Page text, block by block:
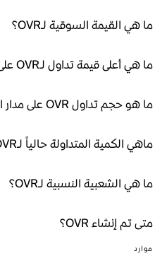
ما هي القيمة السوقية لـOVR؟
ما هي أعلى قيمة تداول لـOVR على الإطلاق؟
ما هو حجم تداول OVR على مدار الـ24 ساعة الماضية؟
ماهي الكمية المتداولة حالياً لـOVR؟
ما هي الشعبية النسبية لـOVR؟
متى تم إنشاء OVR؟
موارد